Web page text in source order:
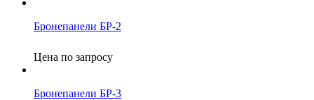
Бронепанели БР-2
Цена по запросу
Бронепанели БР-3